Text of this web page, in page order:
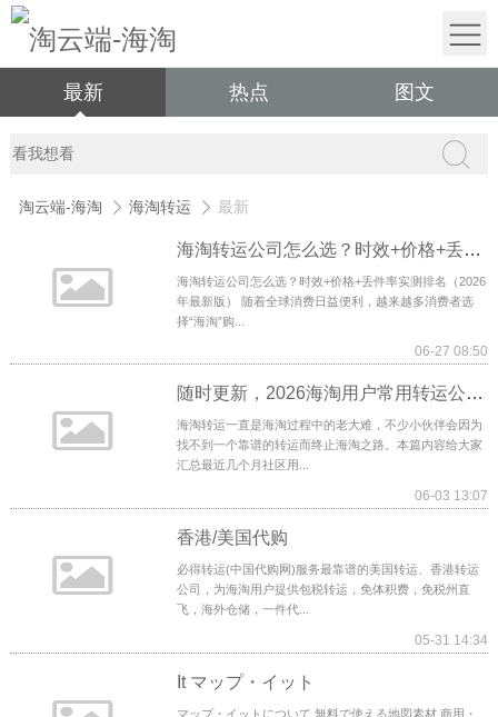
最新 热点 图文
淘云端-海淘 海淘转运 最新
海淘转运公司怎么选？时效+价格+丢件率实测排名（2026年最新版）
海淘转运公司怎么选？时效+价格+丢件率实测排名（2026
年最新版） 随着全球消费日益便利，越来越多消费者选
择“海淘”购...
06-27 08:50
随时更新，2026海淘用户常用转运公司汇总！
海淘转运一直是海淘过程中的老大难，不少小伙伴会因为
找不到一个靠谱的转运而终止海淘之路。本篇内容给大家
汇总最近几个月社区用...
06-03 13:07
香港/美国代购
必得转运(中国代购网)服务最靠谱的美国转运、香港转运
公司，为海淘用户提供包税转运，免体积费，免税州直
飞，海外仓储，一件代...
05-31 14:34
It マップ・イット
マップ・イットについて 無料で使える地図素材 商用・